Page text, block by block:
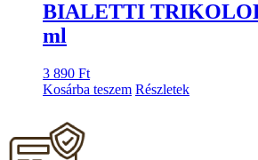
BIALETTI
ml
3 890 Ft
Kosárba teszem Részletek